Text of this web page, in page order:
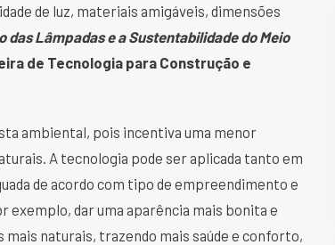
de luz, materiais amigáveis, dimensões
das Lâmpadas e a Sustentabilidade do Meio
de Tecnologia para Construção e
ambiental, pois incentiva uma menor
A tecnologia pode ser aplicada tanto em
de acordo com tipo de empreendimento e
exemplo, dar uma aparência mais bonita e
naturais, trazendo mais saúde e conforto,